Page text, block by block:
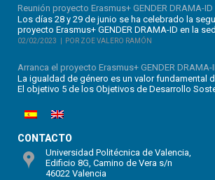
Reunión proyecto Erasmus+ GENDER DRAMA-ID
Los días 28 y 29 de junio se ha celebrado la
proyecto Erasmus+ GENDER DRAMA-ID en la
02/02/2023 POR ZOE VALERO RAMÓN
Arranca el proyecto Erasmus+ GENDER DRAMA-
La igualdad de género es un valor fundamental
El objetivo 5 de los Objetivos de Desarrollo
CONTACTO
Universidad Politécnica de Valencia,
Edificio 8G, Camino de Vera s/n
46022 Valencia